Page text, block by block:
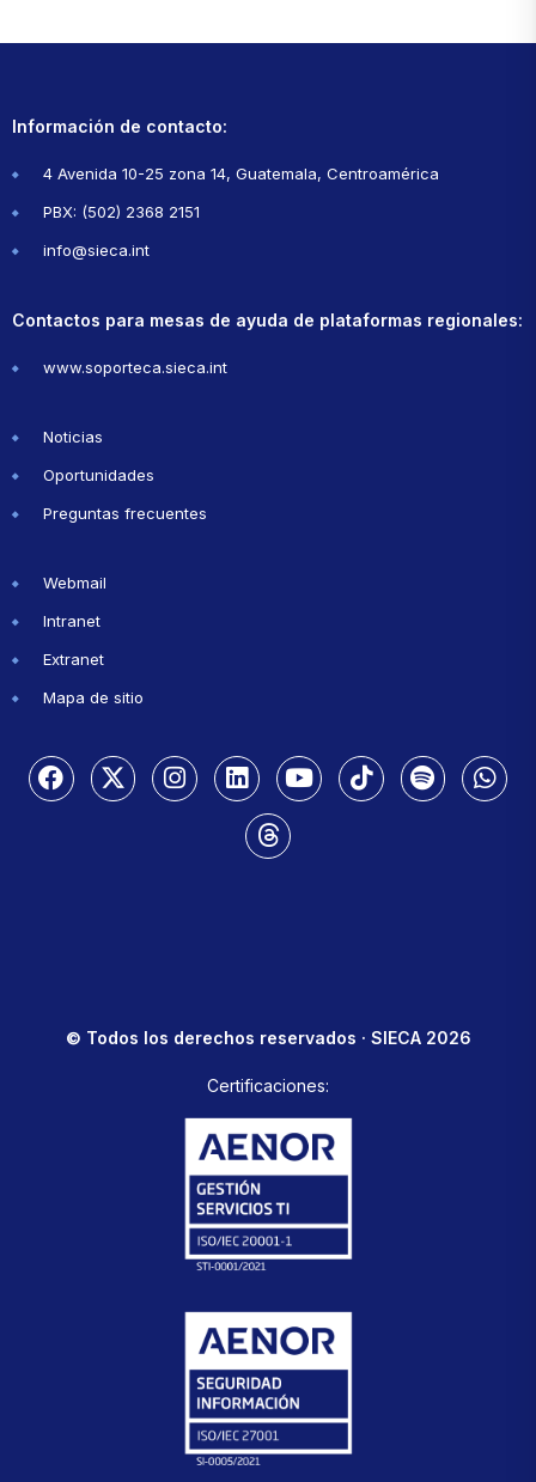
Información de contacto:
4 Avenida 10-25 zona 14, Guatemala, Centroamérica
PBX: (502) 2368 2151
info@sieca.int
Contactos para mesas de ayuda de plataformas regionales:
www.soporteca.sieca.int
Noticias
Oportunidades
Preguntas frecuentes
Webmail
Intranet
Extranet
Mapa de sitio
© Todos los derechos reservados · SIECA 2026
Certificaciones: